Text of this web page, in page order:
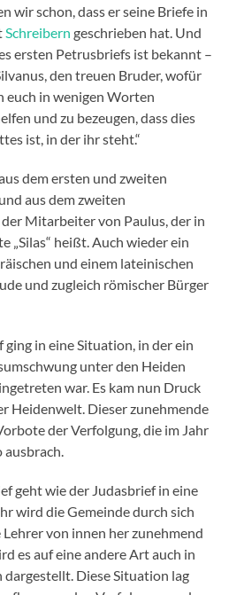
wir schon, dass er seine Briefe in
Schreibern geschrieben hat. Und
ersten Petrusbriefs ist bekannt –
den treuen Bruder, wofür
euch in wenigen Worten
und zu bezeugen, dass dies
ist, in der ihr steht.“
dem ersten und zweiten
aus dem zweiten
Mitarbeiter von Paulus, der in
„Silas“ heißt. Auch wieder ein
und einem lateinischen
und zugleich römischer Bürger
in eine Situation, in der ein
unter den Heiden
war. Es kam nun Druck
Heidenwelt. Dieser zunehmende
der Verfolgung, die im Jahr
ausbrach.
geht wie der Judasbrief in eine
wird die Gemeinde durch sich
von innen her zunehmend
es auf eine andere Art auch in
dargestellt. Diese Situation lag